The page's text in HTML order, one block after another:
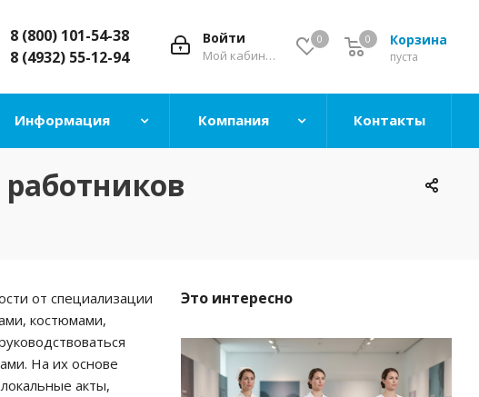
0 Корзина
пуста
0
Войти
Мой кабинет
8 (800) 101-54-38
8 (4932) 55-12-94
Информация Компания Контакты
от специализации
костюмами,
На их основе
акты,
Это интересно